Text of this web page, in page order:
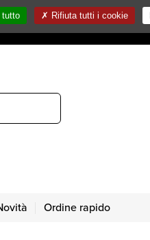
CONTATTI
Ordine rapido
Rifiuta tutti i cookie